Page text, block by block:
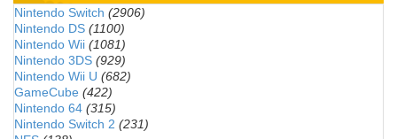
Nintendo Switch (2906)
Nintendo DS (1100)
Nintendo Wii (1081)
Nintendo 3DS (929)
Nintendo Wii U (682)
GameCube (422)
Nintendo 64 (315)
Nintendo Switch 2 (231)